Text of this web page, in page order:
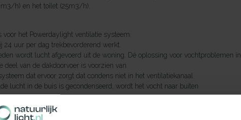
h) en het toilet (25m3/h).
voor het Powerdaylight ventilatie systeem.
24 uur per dag trekbevorderend werkt.
wordt lucht afgevoerd uit de woning. Dé oplossing voor vochtproblemen in
deel van de dakdoorvoer is voorzien van
dat ervoor zorgt dat condens niet in het ventilatiekanaal
lucht in de buis is gecondenseerd, wordt het vocht naar buiten